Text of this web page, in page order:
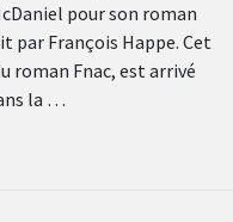
pour son roman
François Happe. Cet
roman Fnac, est arrivé
la …